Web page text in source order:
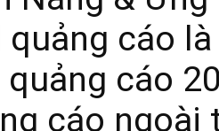
quảng cáo
cáo
cáo